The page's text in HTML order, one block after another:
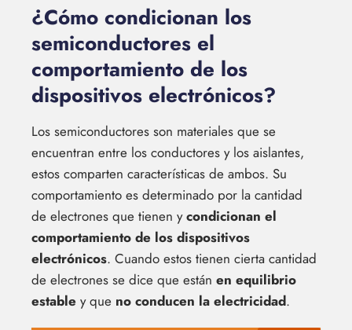
¿Cómo condicionan los
semiconductores el
comportamiento de los
dispositivos electrónicos?
Los semiconductores son materiales que se
encuentran entre los conductores y los aislantes,
estos comparten características de ambos. Su
comportamiento es determinado por la cantidad
de electrones que tienen ycondicionan el
comportamiento de los dispositivos
electrónicos. Cuando estos tienen cierta cantidad
de electrones se dice que están en equilibrio
estable y que no conducen la electricidad.